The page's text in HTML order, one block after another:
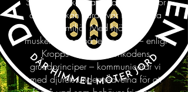
att djuret kan vara kvar i sin lugna
hemmiljö. Med hjälp av
muskeltestning på terapeuten – enligt
Kropps- och Emotionkodens
grundprinciper – kommunicerar vi
med djurets undermedvetna för att